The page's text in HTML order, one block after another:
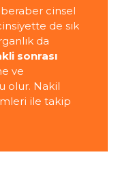
cinsel
de sık
da
sonrası
ve
olur. Nakil
ile takip